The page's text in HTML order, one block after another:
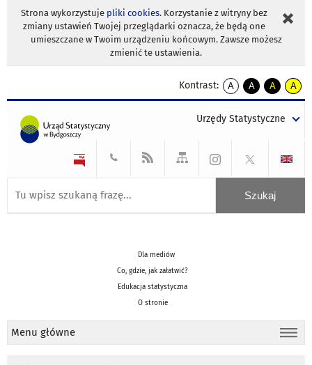
Strona wykorzystuje pliki cookies. Korzystanie z witryny bez
zmiany ustawień Twojej przeglądarki oznacza, że będą one
umieszczane w Twoim urządzeniu końcowym. Zawsze możesz
zmienić te ustawienia.
Kontrast:
A
kontrast
A
kontrast
tekst
czarnym
A
kontrast
tekst
czarnym
A
tekst
żółtym
Urzędy Statystyczne
Dla mediów
Co, gdzie, jak załatwić?
Edukacja statystyczna
O stronie
Menu główne